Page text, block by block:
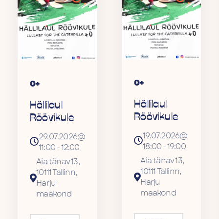
0+
Hällilaul
Röövikule
29.07.2026@
11:00-12:00
Aia tänav 13,
10111 Tallinn,
Harju
maakond
0+
Hällilaul
Röövikule
19.07.2026@
18:00-19:00
Aia tänav 13,
10111 Tallinn,
Harju
maakond